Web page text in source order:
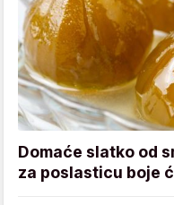
Domaće slatko od
za poslasticu boje